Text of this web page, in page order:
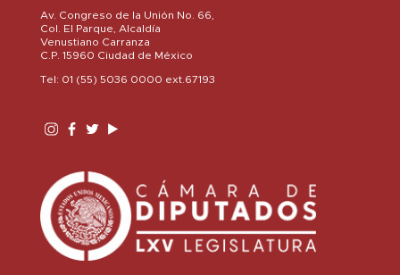
Av. Congreso de la Unión No. 66,
Col. El Parque, Alcaldía
Venustiano Carranza
C.P. 15960 Ciudad de México
Tel: 01 (55) 5036 0000 ext.67193